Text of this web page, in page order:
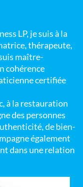
LP, je suis à la
thérapeute,
maître-
cohérence
certifiée
à la restauration
des personnes
de bien-
également
dans une relation